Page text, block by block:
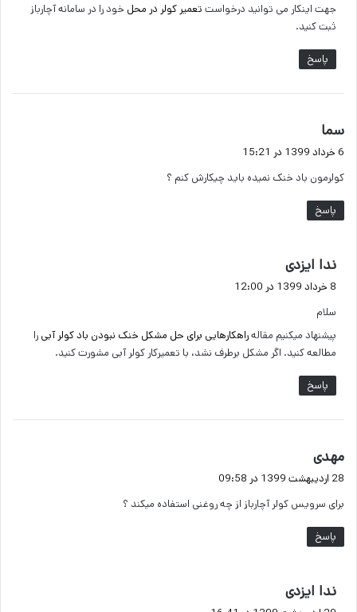
جهت اینکار می توانید درخواست تعمیر کولر در محل خود را در سامانه آچارباز
ثبت کنید.
پاسخ
سما
ف
:
6 خرداد 1399 در 15:21
کولرمون باد خنک نمیده باید چیکارش کنم ؟
پاسخ
ندا ایزدی
ف
8 خرداد 1399 در 12:00
سلام
پیشنهاد میکنیم مقالهراهکارهایی برای حل مشکل خنک نبودن باد کولر آبی را
مطالعه کنید. اگر مشکل برطرف نشد، با تعمیرکار کولر آبی مشورت کنید.
پاسخ
مهدی
:
28 اردیبهشت 1399 در 09:58
برای سرویس کولر آچارباز از چه روغنی استفاده میکند ؟
پاسخ
ندا ایزدی